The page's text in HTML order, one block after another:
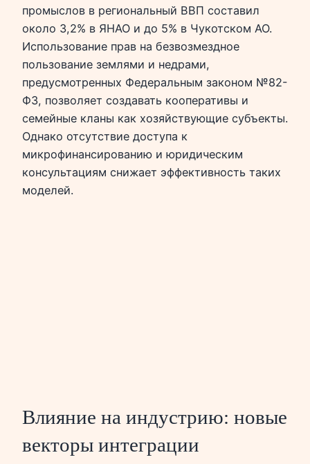
промыслов в региональный ВВП составил
около 3,2% в ЯНАО и до 5% в Чукотском АО.
Использование прав на безвозмездное
пользование землями и недрами,
предусмотренных Федеральным законом №82-
ФЗ, позволяет создавать кооперативы и
семейные кланы как хозяйствующие субъекты.
Однако отсутствие доступа к
микрофинансированию и юридическим
консультациям снижает эффективность таких
моделей.
Влияние на индустрию: новые
векторы интеграции